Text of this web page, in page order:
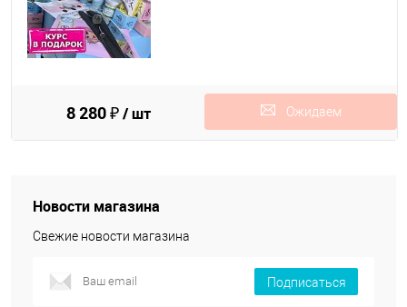
8 280 ₽/ шт Ожидаем
Новости магазина
Свежие новости магазина
Подписаться